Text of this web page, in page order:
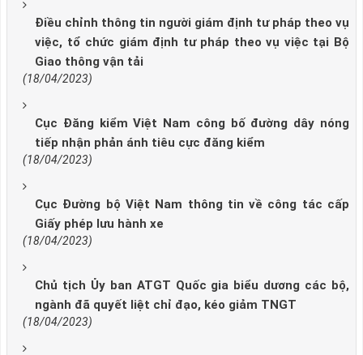
Điều chỉnh thông tin người giám định tư pháp theo vụ
việc, tổ chức giám định tư pháp theo vụ việc tại Bộ
Giao thông vận tải
(18/04/2023)
Cục Đăng kiểm Việt Nam công bố đường dây nóng
tiếp nhận phản ánh tiêu cực đăng kiểm
(18/04/2023)
Cục Đường bộ Việt Nam thông tin về công tác cấp
Giấy phép lưu hành xe
(18/04/2023)
Chủ tịch Ủy ban ATGT Quốc gia biểu dương các bộ,
ngành đã quyết liệt chỉ đạo, kéo giảm TNGT
(18/04/2023)